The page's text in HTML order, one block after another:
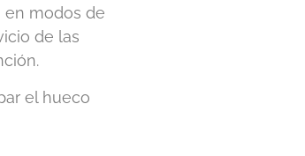
en modos de
de las
el hueco